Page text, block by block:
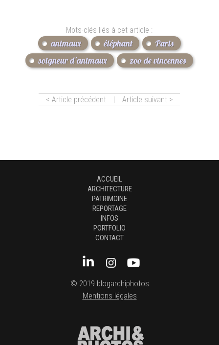
Mots-clés liés à cet article :
animaux éléphant
Paris
soigneur d'animaux
zoo de vincennes
< Article précédent | Article suivant >
ACCUEIL
ARCHITECTURE
PATRIMOINE
REPORTAGE
INFOS
PORTFOLIO
CONTACT
© 2019 blogarchiphotos
Mentions légales